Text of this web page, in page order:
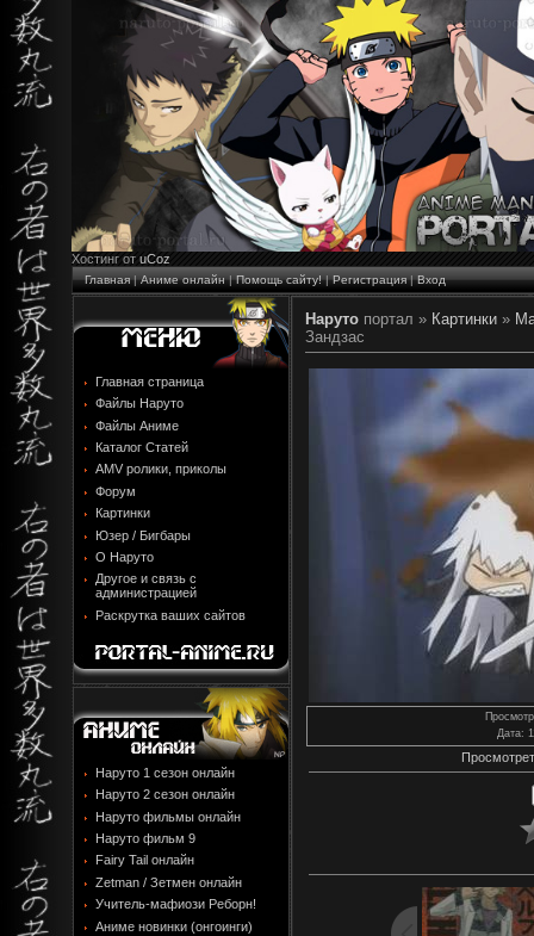
Хостинг от uCoz
Главная|Аниме онлайн|Помощь сайту!|Регистрация|Вход
Главная страница
Файлы Наруто
Файлы Аниме
Каталог Статей
AMV ролики, приколы
Форум
Картинки
Юзер / Бигбары
О Наруто
Другое и связь с
администрацией
Раскрутка ваших сайтов
Наруто 1 сезон онлайн
Наруто 2 сезон онлайн
Наруто фильмы онлайн
Наруто фильм 9
Fairy Tail онлайн
Zetman / Зетмен онлайн
Учитель-мафиози Реборн!
Аниме новинки (онгоинги)
Наруто портал » Картинки »
Зандзас
Дата: